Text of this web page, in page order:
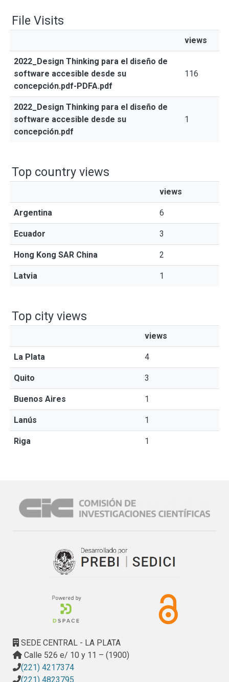
File Visits
views
2022_Design Thinking para el diseño de
software accesible desde su
concepción.pdf-PDFA.pdf
116
2022_Design Thinking para el diseño de
software accesible desde su
concepción.pdf
1
Top country views
views
Argentina 6
Ecuador 3
Hong Kong SAR China 2
Latvia 1
Top city views
views
La Plata 4
Quito 3
Buenos Aires 1
Lanús 1
Riga 1
SEDE CENTRAL - LA PLATA
Calle 526 e/ 10 y 11 – (1900)
(221) 4217374
(221) 4823795